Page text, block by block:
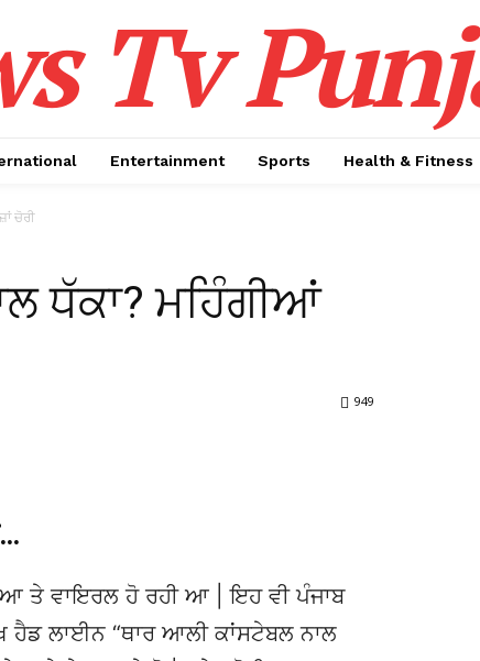
Tv
Entertainment Sports Health & Fitness
ਚੋਰੀ
ਧੱਕਾ? ਮਹਿੰਗੀਆਂ
949
ਤੇ ਵਾਇਰਲ ਹੋ ਰਹੀ ਆ | ਇਹ ਵੀ ਪੰਜਾਬ
ਲਾਈਨ “ਥਾਰ ਆਲੀ ਕਾਂਸਟੇਬਲ ਨਾਲ